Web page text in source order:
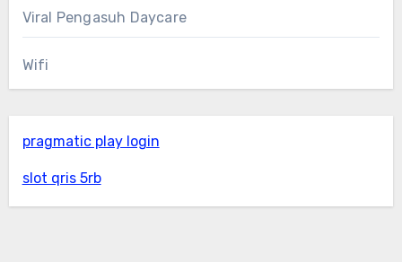
Viral Pengasuh Daycare
Wifi
pragmatic play login
slot qris 5rb